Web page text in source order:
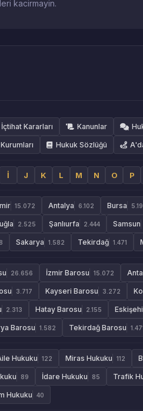
kacirmayin.
İçtihat Kararları Kanunlar
Hukuk Sözlüğü
İ J K L M N O P
15.072 Antalya 6.102 Bursa
2.525 Şanlıurfa 2.444 Samsun
Sakarya 1.582 Tekirdağ 1.471
26.656 İzmir Barosu 15.072
3.717 Kayseri Barosu 3.272
2.313 Hatay Barosu 2.155
Barosu 1.582 Tekirdağ Barosu
Hukuku 122 Miras Hukuku 112
89 İdare Hukuku 85 Trafik
Hukuku 40